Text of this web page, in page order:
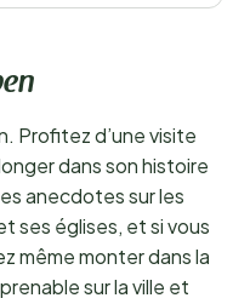
Profitez d’une visite
dans son histoire
anecdotes sur les
ses églises, et si vous
même monter dans la
sur la ville et